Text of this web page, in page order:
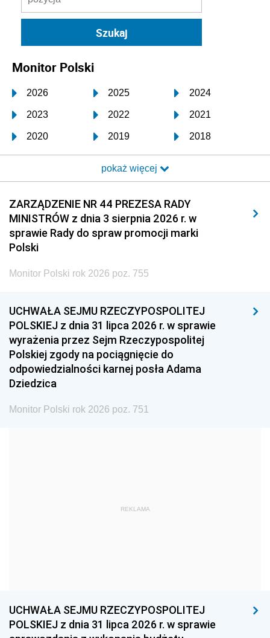
Monitor Polski
2026 2025 2024
2023 2022 2021
2020 2019 2018
2017 2016 2015
2014 2013 2012
2011 2010 2009
2008 2007 2006
2005
1996 1995 1994
1993 1992 1991
1990 1989
1987 1986 1985
1968
1954 1953 1952
pokaż więcej
ZARZĄDZENIE NR 44 PREZESA RADY
MINISTRÓW z dnia 3 sierpnia 2026 r. w
sprawie Rady do spraw promocji marki
Polski
Monitor Polski rok 2026 poz. 755
UCHWAŁA SEJMU RZECZYPOSPOLITEJ
POLSKIEJ z dnia 31 lipca 2026 r. w sprawie
wyrażenia przez Sejm Rzeczypospolitej
Polskiej zgody na pociągnięcie do
odpowiedzialności karnej posła Adama
Dziedzica
Monitor Polski rok 2026 poz. 751
REKLAMA
UCHWAŁA SEJMU RZECZYPOSPOLITEJ
POLSKIEJ z dnia 31 lipca 2026 r. w sprawie